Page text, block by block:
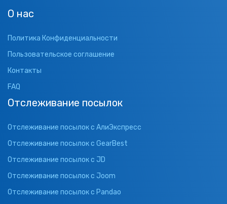
О нас
Политика Конфиденциальности
Пользовательское соглашение
Контакты
FAQ
Отслеживание посылок
Отслеживание посылок с АлиЭкспресс
Отслеживание посылок с GearBest
Отслеживание посылок с JD
Отслеживание посылок с Joom
Отслеживание посылок с Pandao